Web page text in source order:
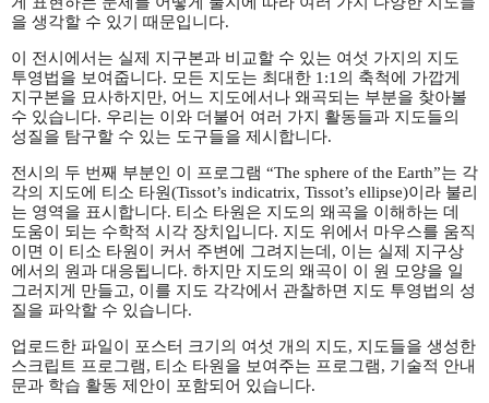
을 생각할 수 있기 때문입니다.
이 전시에서는 실제 지구본과 비교할 수 있는 여섯 가지의 지도
투영법을 보여줍니다. 모든 지도는 최대한 1:1의 축척에 가깝게
지구본을 묘사하지만, 어느 지도에서나 왜곡되는 부분을 찾아볼
수 있습니다. 우리는 이와 더불어 여러 가지 활동들과 지도들의
성질을 탐구할 수 있는 도구들을 제시합니다.
전시의 두 번째 부분인 이 프로그램 “The sphere of the Earth”는 각
각의 지도에 티소 타원(Tissot’s indicatrix, Tissot’s ellipse)이라 불리
는 영역을 표시합니다. 티소 타원은 지도의 왜곡을 이해하는 데
도움이 되는 수학적 시각 장치입니다. 지도 위에서 마우스를 움직
이면 이 티소 타원이 커서 주변에 그려지는데, 이는 실제 지구상
에서의 원과 대응됩니다. 하지만 지도의 왜곡이 이 원 모양을 일
그러지게 만들고, 이를 지도 각각에서 관찰하면 지도 투영법의 성
질을 파악할 수 있습니다.
업로드한 파일이 포스터 크기의 여섯 개의 지도, 지도들을 생성한
스크립트 프로그램, 티소 타원을 보여주는 프로그램, 기술적 안내
문과 학습 활동 제안이 포함되어 있습니다.